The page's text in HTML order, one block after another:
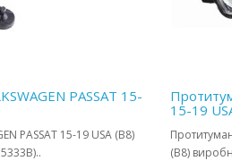
PASSAT 15-
PASSAT 15-19 USA (B8)
15-19
(B8)